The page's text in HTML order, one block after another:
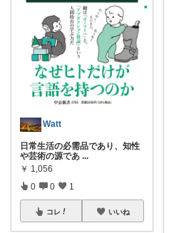
Watt
日常生活の必需品であり、知性
や芸術の源であ ...
￥ 1,056
0 0 1
コレ いいね